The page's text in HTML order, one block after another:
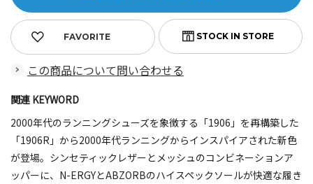
FAVORITE
この商品について問い合わせる
関連 KEYWORD
2000年代のランニングシューズを象徴する「1906」を再構築した
「1906R」から2000年代ランニングからインスパイアされた新色
が登場。シンセティックレザーとメッシュのコンビネーションア
ッパーに、N-ERGYとABZORBのハイスペックソールが快適な履き